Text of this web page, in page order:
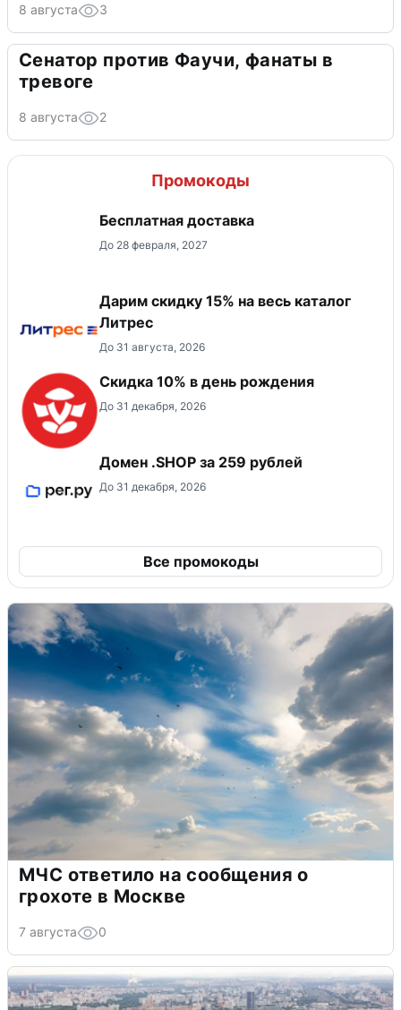
8 августа 3
Сенатор против Фаучи, фанаты в
тревоге
8 августа 2
Промокоды
Бесплатная доставка
До 28 февраля, 2027
Дарим скидку 15% на весь каталог
Литрес
До 31 августа, 2026
Скидка 10% в день рождения
До 31 декабря, 2026
Домен .SHOP за 259 рублей
До 31 декабря, 2026
Все промокоды
МЧС ответило на сообщения о
грохоте в Москве
7 августа 0